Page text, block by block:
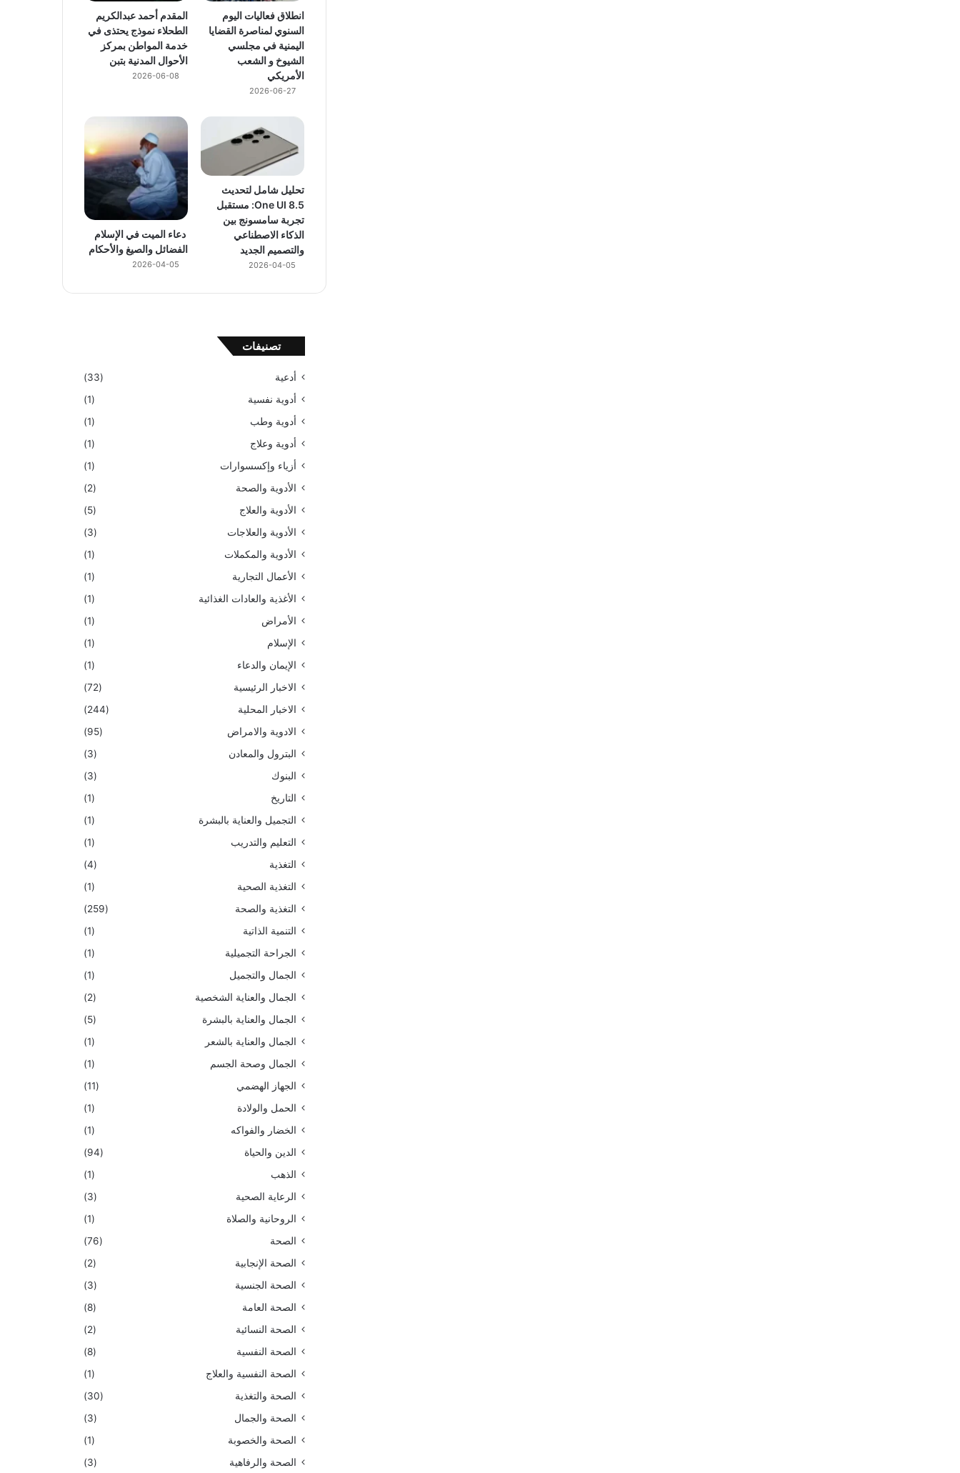
انطلاق فعاليات اليوم
السنوي لمناصرة القضايا
اليمنية في مجلسي
الشيوخ و الشعب
الأمريكي
2026-06-27
المقدم أحمد عبدالكريم
الطحلاء نموذج يحتذى في
خدمة المواطن بمركز
الأحوال المدنية بتبن
2026-06-08
تحليل شامل لتحديث
One UI 8.5: مستقبل
تجربة سامسونج بين
الذكاء الاصطناعي
والتصميم الجديد
2026-04-05
دعاء الميت في الإسلام
الفضائل والصيغ والأحكام
2026-04-05
تصنيفات
أدعية
(33)
أدوية نفسية
(1)
أدوية وطب
(1)
أدوية وعلاج
(1)
أزياء وإكسسوارات
(1)
الأدوية والصحة
(2)
الأدوية والعلاج
(5)
الأدوية والعلاجات
(3)
الأدوية والمكملات
(1)
الأعمال التجارية
(1)
الأغذية والعادات الغذائية
(1)
الأمراض
(1)
الإسلام
(1)
الإيمان والدعاء
(1)
الاخبار الرئيسية
(72)
الاخبار المحلية
(244)
الادوية والامراض
(95)
البترول والمعادن
(3)
البنوك
(3)
التاريخ
(1)
التجميل والعناية بالبشرة
(1)
التعليم والتدريب
(1)
التغذية
(4)
التغذية الصحية
(1)
التغذية والصحة
(259)
التنمية الذاتية
(1)
الجراحة التجميلية
(1)
الجمال والتجميل
(1)
الجمال والعناية الشخصية
(2)
الجمال والعناية بالبشرة
(5)
الجمال والعناية بالشعر
(1)
الجمال وصحة الجسم
(1)
الجهاز الهضمي
(11)
الحمل والولادة
(1)
الخضار والفواكه
(1)
الدين والحياة
(94)
الذهب
(1)
الرعاية الصحية
(3)
الروحانية والصلاة
(1)
الصحة
(76)
الصحة الإنجابية
(2)
الصحة الجنسية
(3)
الصحة العامة
(8)
الصحة النسائية
(2)
الصحة النفسية
(8)
الصحة النفسية والعلاج
(1)
الصحة والتغذية
(30)
الصحة والجمال
(3)
الصحة والخصوبة
(1)
الصحة والرفاهية
(3)